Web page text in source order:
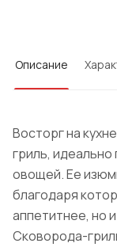
Описание
Восторг на
гриль,
овощей. Ее
благодаря
аппетитнее, но
Сковорода-